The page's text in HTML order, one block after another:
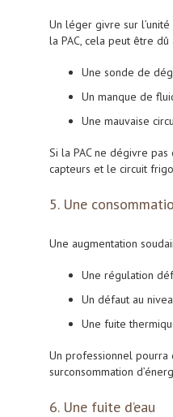
Un léger givre sur
la PAC, cela peut être dû
Une sonde de
Un manque de
Une mauvaise
Si la PAC ne dégivre
capteurs et le circuit
5. Une
Une augmentation
Une régulation
Un défaut au
Une fuite
Un professionnel pourra
surconsommation
6. Une fuite d’eau